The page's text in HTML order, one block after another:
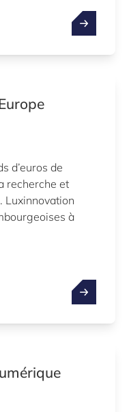
d’euros de
recherche et
Luxinnovation
à